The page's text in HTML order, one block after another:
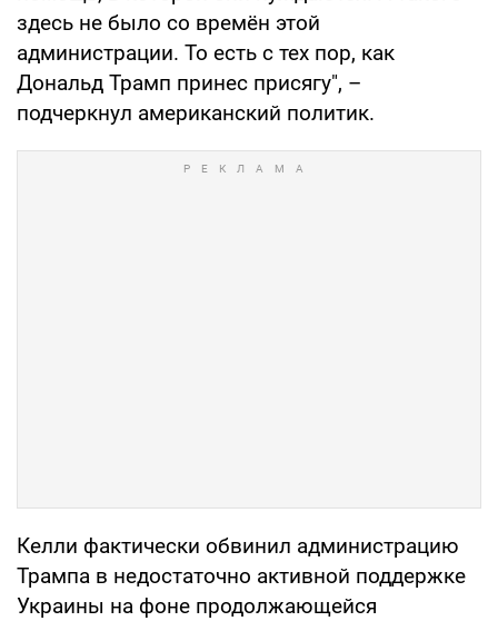
здесь не было со времён этой
администрации. То есть с тех пор, как
Дональд Трамп принес присягу", –
подчеркнул американский политик.
Келли фактически обвинил администрацию
Трампа в недостаточно активной поддержке
Украины на фоне продолжающейся